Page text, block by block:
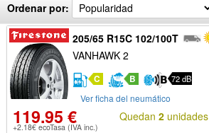
Ordenar por:
205/65 R15C 102/100T
VANHAWK 2
C B 72 dB
Ver ficha del neumático
119.95 €
+2.18€ ecoTasa (IVA inc.)
Quedan 2unidades